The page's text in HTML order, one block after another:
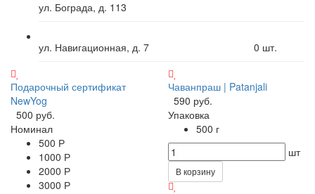
ул. Бограда, д. 113
ул. Навигационная, д. 7 0 шт.
Подарочный сертификат
NewYog
500 руб.
Номинал
500 Р
1000 Р
2000 Р
3000 Р
Чаванпраш | Patanjali
590 руб.
Упаковка
500 г
шт
В корзину